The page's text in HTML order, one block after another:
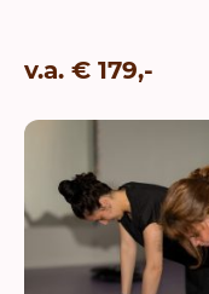
v.a. € 179,-